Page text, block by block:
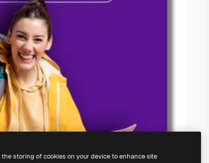
storing of cookies on your device to enhance site